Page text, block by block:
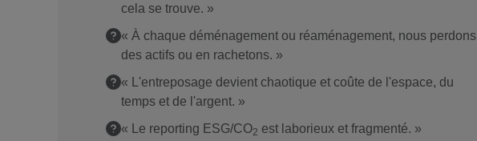
cela se trouve. »
« À chaque déménagement ou réaménagement, nous perdons
des actifs ou en rachetons. »
« L'entreposage devient chaotique et coûte de l'espace, du
temps et de l'argent. »
« Le reporting ESG/CO2 est laborieux et fragmenté. »